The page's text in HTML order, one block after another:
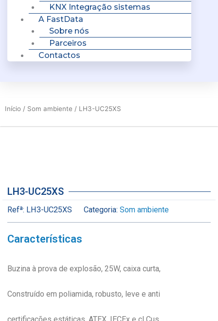
KNX Integração sistemas
A FastData
Sobre nós
Parceiros
Contactos
Início / Som ambiente / LH3-UC25XS
LH3-UC25XS
Refª: LH3-UC25XS Categoria: Som ambiente
Características
Buzina à prova de explosão, 25W, caixa curta,
Construído em poliamida, robusto, leve e anti